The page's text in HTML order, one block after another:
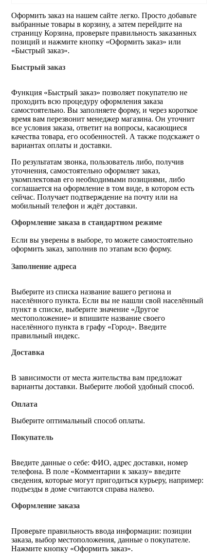
Оформить заказ на нашем сайте легко. Просто добавьте
выбранные товары в корзину, а затем перейдите на
страницу Корзина, проверьте правильность заказанных
позиций и нажмите кнопку «Оформить заказ» или
«Быстрый заказ».
Быстрый заказ
Функция «Быстрый заказ» позволяет покупателю не
проходить всю процедуру оформления заказа
самостоятельно. Вы заполняете форму, и через короткое
время вам перезвонит менеджер магазина. Он уточнит
все условия заказа, ответит на вопросы, касающиеся
качества товара, его особенностей. А также подскажет о
вариантах оплаты и доставки.
По результатам звонка, пользователь либо, получив
уточнения, самостоятельно оформляет заказ,
укомплектовав его необходимыми позициями, либо
соглашается на оформление в том виде, в котором есть
сейчас. Получает подтверждение на почту или на
мобильный телефон и ждёт доставки.
Оформление заказа в стандартном режиме
Если вы уверены в выборе, то можете самостоятельно
оформить заказ, заполнив по этапам всю форму.
Заполнение адреса
Выберите из списка название вашего региона и
населённого пункта. Если вы не нашли свой населённый
пункт в списке, выберите значение «Другое
местоположение» и впишите название своего
населённого пункта в графу «Город». Введите
правильный индекс.
Доставка
В зависимости от места жительства вам предложат
варианты доставки. Выберите любой удобный способ.
Оплата
Выберите оптимальный способ оплаты.
Покупатель
Введите данные о себе: ФИО, адрес доставки, номер
телефона. В поле «Комментарии к заказу» введите
сведения, которые могут пригодиться курьеру, например:
подъезды в доме считаются справа налево.
Оформление заказа
Проверьте правильность ввода информации: позиции
заказа, выбор местоположения, данные о покупателе.
Нажмите кнопку «Оформить заказ».